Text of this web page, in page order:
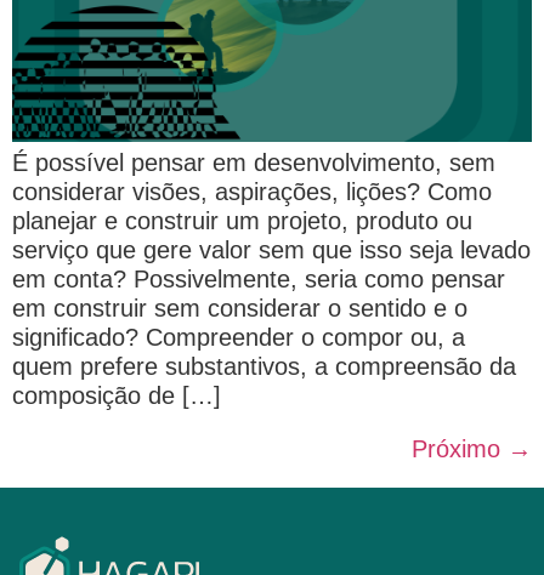
É possível pensar em desenvolvimento, sem
considerar visões, aspirações, lições? Como
planejar e construir um projeto, produto ou
serviço que gere valor sem que isso seja levado
em conta? Possivelmente, seria como pensar
em construir sem considerar o sentido e o
significado? Compreender o compor ou, a
quem prefere substantivos, a compreensão da
composição de […]
Próximo →